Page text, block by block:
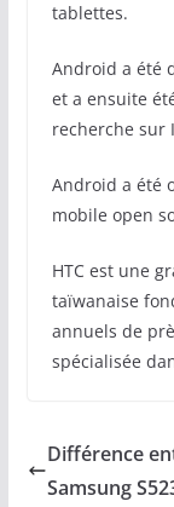
tablettes.
Android a été
et a ensuite
recherche sur
Android a été
mobile open
HTC est une
taïwanaise
annuels de
spécialisée
Différence
Samsung